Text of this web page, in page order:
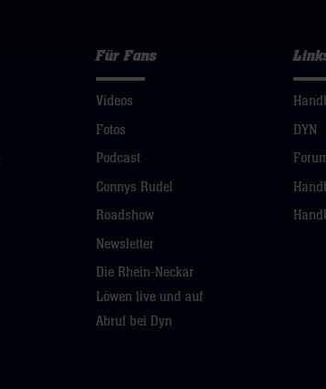
Für Fans
Videos
Fotos
Podcast
Connys Rudel
Roadshow
Newsletter
Die Rhein-Neckar
Löwen live und auf
Abruf bei Dyn
DYN